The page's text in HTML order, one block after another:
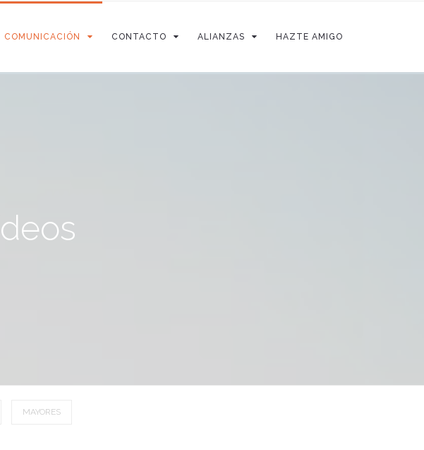
COMUNICACIÓN CONTACTO ALIANZAS HAZTE AMIGO
MAYORES